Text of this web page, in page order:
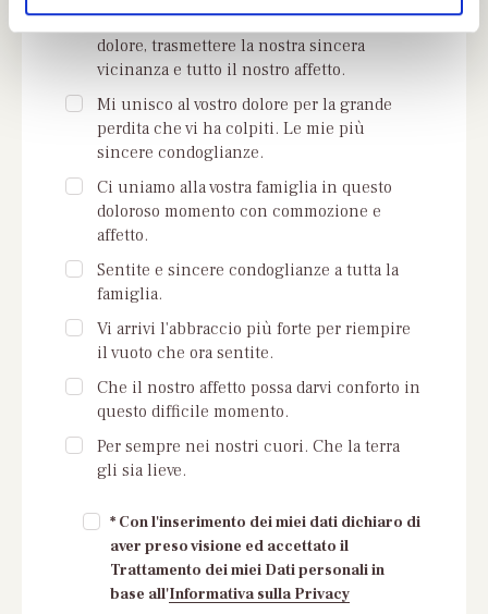
Possa questo pensiero, se non alleviare il
dolore, trasmettere la nostra sincera
vicinanza e tutto il nostro affetto.
Mi unisco al vostro dolore per la grande
perdita che vi ha colpiti. Le mie più
sincere condoglianze.
Ci uniamo alla vostra famiglia in questo
doloroso momento con commozione e
affetto.
Sentite e sincere condoglianze a tutta la
famiglia.
Vi arrivi l'abbraccio più forte per riempire
il vuoto che ora sentite.
Che il nostro affetto possa darvi conforto in
questo difficile momento.
Per sempre nei nostri cuori. Che la terra
gli sia lieve.
* Con l'inserimento dei miei dati dichiaro di
aver preso visione ed accettato il
Trattamento dei miei Dati personali in
base all'Informativa sulla Privacy